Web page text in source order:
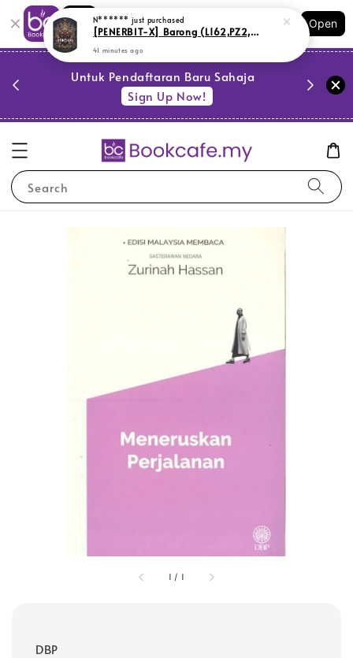
Shopping: Track Your Order
Your Trusted Shops
Open
Untuk Pendaftaran Baru Sahaja
Sign Up Now!
Search
1 / 1
DBP
N****** just purchased
[PENERBIT-X] Barong (L162,PZ2,SR14)
41 minutes ago